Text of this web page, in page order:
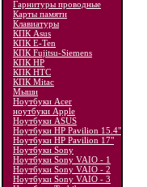
Гарнитуры проводные
Карты памяти
Клавиатуры
КПК Asus
КПК E-Ten
КПК Fujitsu-Siemens
КПК HP
КПК HTC
КПК Mitac
Мыши
Ноутбуки Acer
ноутбуки Apple
Ноутбуки ASUS
Ноутбуки HP Pavilion 15.4"
Ноутбуки HP Pavilion 17"
Ноутбуки Sony
Ноутбуки Sony VAIO - 1
Ноутбуки Sony VAIO - 2
Ноутбуки Sony VAIO - 3